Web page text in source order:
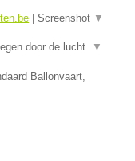
Screenshot ▼
door de lucht. ▼
Ballonvaart,